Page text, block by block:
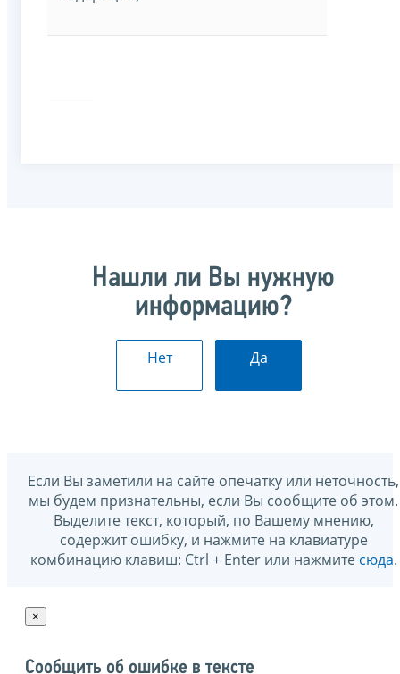
Нашли ли Вы нужную
информацию?
Нет Да
Если Вы заметили на сайте опечатку или неточность,
мы будем признательны, если Вы сообщите об этом.
Выделите текст, который, по Вашему мнению,
содержит ошибку, и нажмите на клавиатуре
комбинацию клавиш: Ctrl + Enter или нажмите сюда.
×
Сообщить об ошибке в тексте